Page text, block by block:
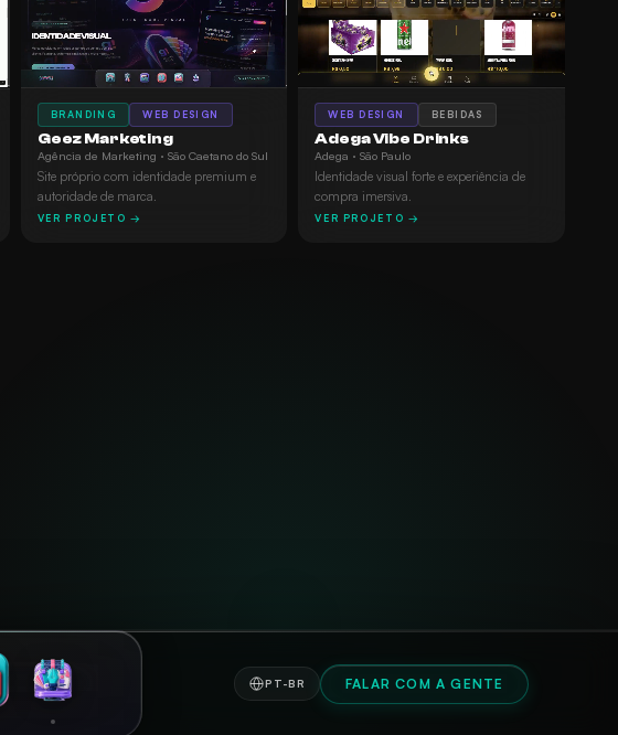
BRANDING WEB DESIGN
Geez Marketing
Agência de Marketing · São Caetano do Sul
Site próprio com identidade premium e
autoridade de marca.
VER PROJETO →
WEB DESIGN BEBIDAS
Adega Vibe Drinks
Adega · São Paulo
Identidade visual forte e experiência de
compra imersiva.
VER PROJETO →
PT-BR FALAR COM A GENTE